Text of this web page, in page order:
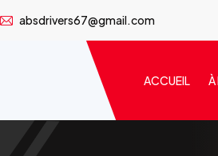
absdrivers67@gmail.com
ACCUEIL À